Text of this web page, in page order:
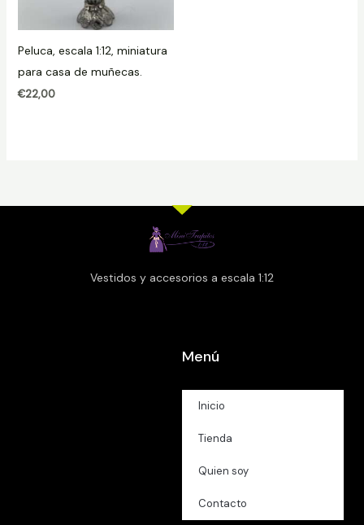
Peluca, escala 1:12, miniatura
para casa de muñecas.
€22,00
Vestidos y accesorios a escala 1:12
Menú
Inicio
Tienda
Quien soy
Contacto